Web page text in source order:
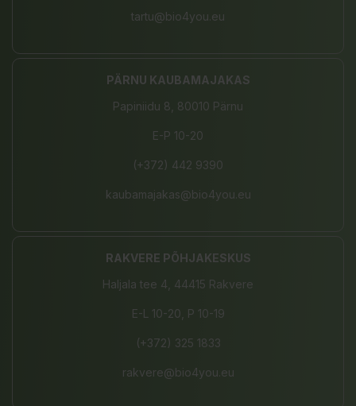
tartu@bio4you.eu
PÄRNU KAUBAMAJAKAS
Papiniidu 8, 80010 Pärnu
E-P 10-20
(+372) 442 9390
kaubamajakas@bio4you.eu
RAKVERE PÕHJAKESKUS
Haljala tee 4, 44415 Rakvere
E-L 10-20, P 10-19
(+372) 325 1833
rakvere@bio4you.eu